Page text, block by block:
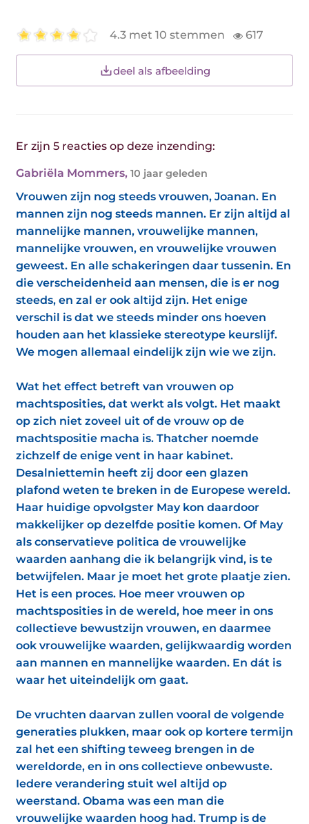
4.3 met 10 stemmen 617
deel als afbeelding
Er zijn 5 reacties op deze inzending:
Gabriëla Mommers, 10 jaar geleden
Vrouwen zijn nog steeds vrouwen, Joanan. En
mannen zijn nog steeds mannen. Er zijn altijd al
mannelijke mannen, vrouwelijke mannen,
mannelijke vrouwen, en vrouwelijke vrouwen
geweest. En alle schakeringen daar tussenin. En
die verscheidenheid aan mensen, die is er nog
steeds, en zal er ook altijd zijn. Het enige
verschil is dat we steeds minder ons hoeven
houden aan het klassieke stereotype keurslijf.
We mogen allemaal eindelijk zijn wie we zijn.
Wat het effect betreft van vrouwen op
machtsposities, dat werkt als volgt. Het maakt
op zich niet zoveel uit of de vrouw op de
machtspositie macha is. Thatcher noemde
zichzelf de enige vent in haar kabinet.
Desalniettemin heeft zij door een glazen
plafond weten te breken in de Europese wereld.
Haar huidige opvolgster May kon daardoor
makkelijker op dezelfde positie komen. Of May
als conservatieve politica de vrouwelijke
waarden aanhang die ik belangrijk vind, is te
betwijfelen. Maar je moet het grote plaatje zien.
Het is een proces. Hoe meer vrouwen op
machtsposities in de wereld, hoe meer in ons
collectieve bewustzijn vrouwen, en daarmee
ook vrouwelijke waarden, gelijkwaardig worden
aan mannen en mannelijke waarden. En dát is
waar het uiteindelijk om gaat.
De vruchten daarvan zullen vooral de volgende
generaties plukken, maar ook op kortere termijn
zal het een shifting teweeg brengen in de
wereldorde, en in ons collectieve onbewuste.
Iedere verandering stuit wel altijd op
weerstand. Obama was een man die
vrouwelijke waarden hoog had. Trump is de